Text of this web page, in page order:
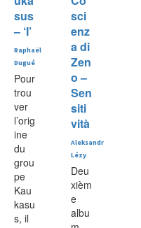
sus
– ‘I’
Raphaël
Dugué
Pour
trou
ver
l’orig
ine
du
grou
pe
Kau
kasu
s, il
sci
enz
a di
Zen
o –
Sen
siti
vità
Aleksandr
Lézy
Deu
xièm
e
albu